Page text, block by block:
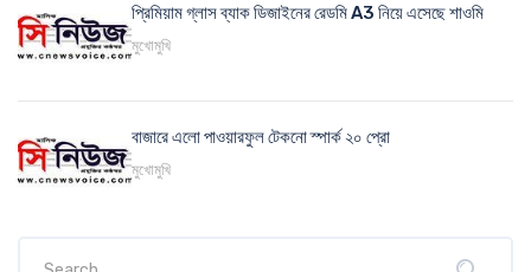
প্রিমিয়াম গ্লাস ব্যাক ডিজাইনের রেডমি A3 নিয়ে এসেছে শাওমি
মুখোমুখি
বাজারে এলো পাওয়ারফুল টেকনো স্পার্ক ২০ প্রো
মুখোমুখি